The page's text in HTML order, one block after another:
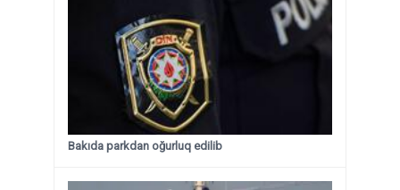
Bakıda parkdan oğurluq edilib